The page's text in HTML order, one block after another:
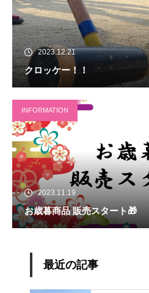
2023.12.21
クロッケー！！
INFORMATION
2023.11.19
お歳暮商品 販売スタート🎁
最近の記事